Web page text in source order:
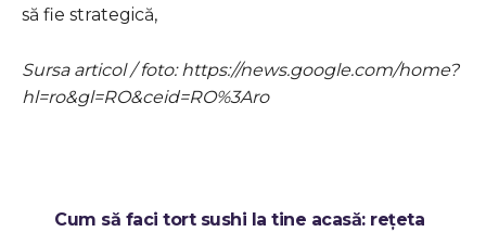
să fie strategică,
Sursa articol / foto: https://news.google.com/home?
hl=ro&gl=RO&ceid=RO%3Aro
Cum să faci tort sushi la tine acasă: rețeta